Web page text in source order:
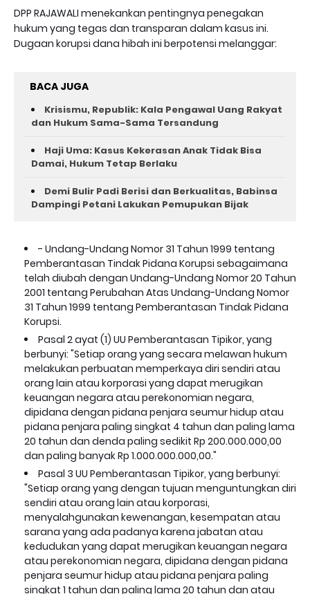
DPP RAJAWALI menekankan pentingnya penegakan
hukum yang tegas dan transparan dalam kasus ini.
Dugaan korupsi dana hibah ini berpotensi melanggar:
BACA JUGA
Krisismu, Republik: Kala Pengawal Uang Rakyat
dan Hukum Sama-Sama Tersandung
Haji Uma: Kasus Kekerasan Anak Tidak Bisa
Damai, Hukum Tetap Berlaku
Demi Bulir Padi Berisi dan Berkualitas, Babinsa
Dampingi Petani Lakukan Pemupukan Bijak
- Undang-Undang Nomor 31 Tahun 1999 tentang
Pemberantasan Tindak Pidana Korupsi sebagaimana
telah diubah dengan Undang-Undang Nomor 20 Tahun
2001 tentang Perubahan Atas Undang-Undang Nomor
31 Tahun 1999 tentang Pemberantasan Tindak Pidana
Korupsi.
Pasal 2 ayat (1) UU Pemberantasan Tipikor, yang
berbunyi: "Setiap orang yang secara melawan hukum
melakukan perbuatan memperkaya diri sendiri atau
orang lain atau korporasi yang dapat merugikan
keuangan negara atau perekonomian negara,
dipidana dengan pidana penjara seumur hidup atau
pidana penjara paling singkat 4 tahun dan paling lama
20 tahun dan denda paling sedikit Rp 200.000.000,00
dan paling banyak Rp 1.000.000.000,00."
Pasal 3 UU Pemberantasan Tipikor, yang berbunyi:
"Setiap orang yang dengan tujuan menguntungkan diri
sendiri atau orang lain atau korporasi,
menyalahgunakan kewenangan, kesempatan atau
sarana yang ada padanya karena jabatan atau
kedudukan yang dapat merugikan keuangan negara
atau perekonomian negara, dipidana dengan pidana
penjara seumur hidup atau pidana penjara paling
singkat 1 tahun dan paling lama 20 tahun dan atau